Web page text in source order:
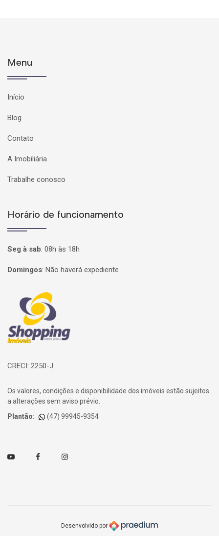
Menu
Início
Blog
Contato
A Imobiliária
Trabalhe conosco
Horário de funcionamento
Seg à sab: 08h às 18h
Domingos: Não haverá expediente
Página inicial
CRECI: 2250-J
Os valores, condições e disponibilidade dos imóveis estão sujeitos
a alterações sem aviso prévio.
Plantão:
(47) 99945-9354
Youtube FacebookInstagram
Desenvolvido por